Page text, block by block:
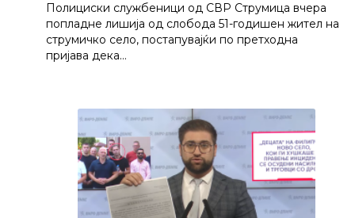
Полициски службеници од СВР Струмица вчера
попладне лишија од слобода 51-годишен жител на
струмичко село, постапувајќи по претходна
пријава дека…